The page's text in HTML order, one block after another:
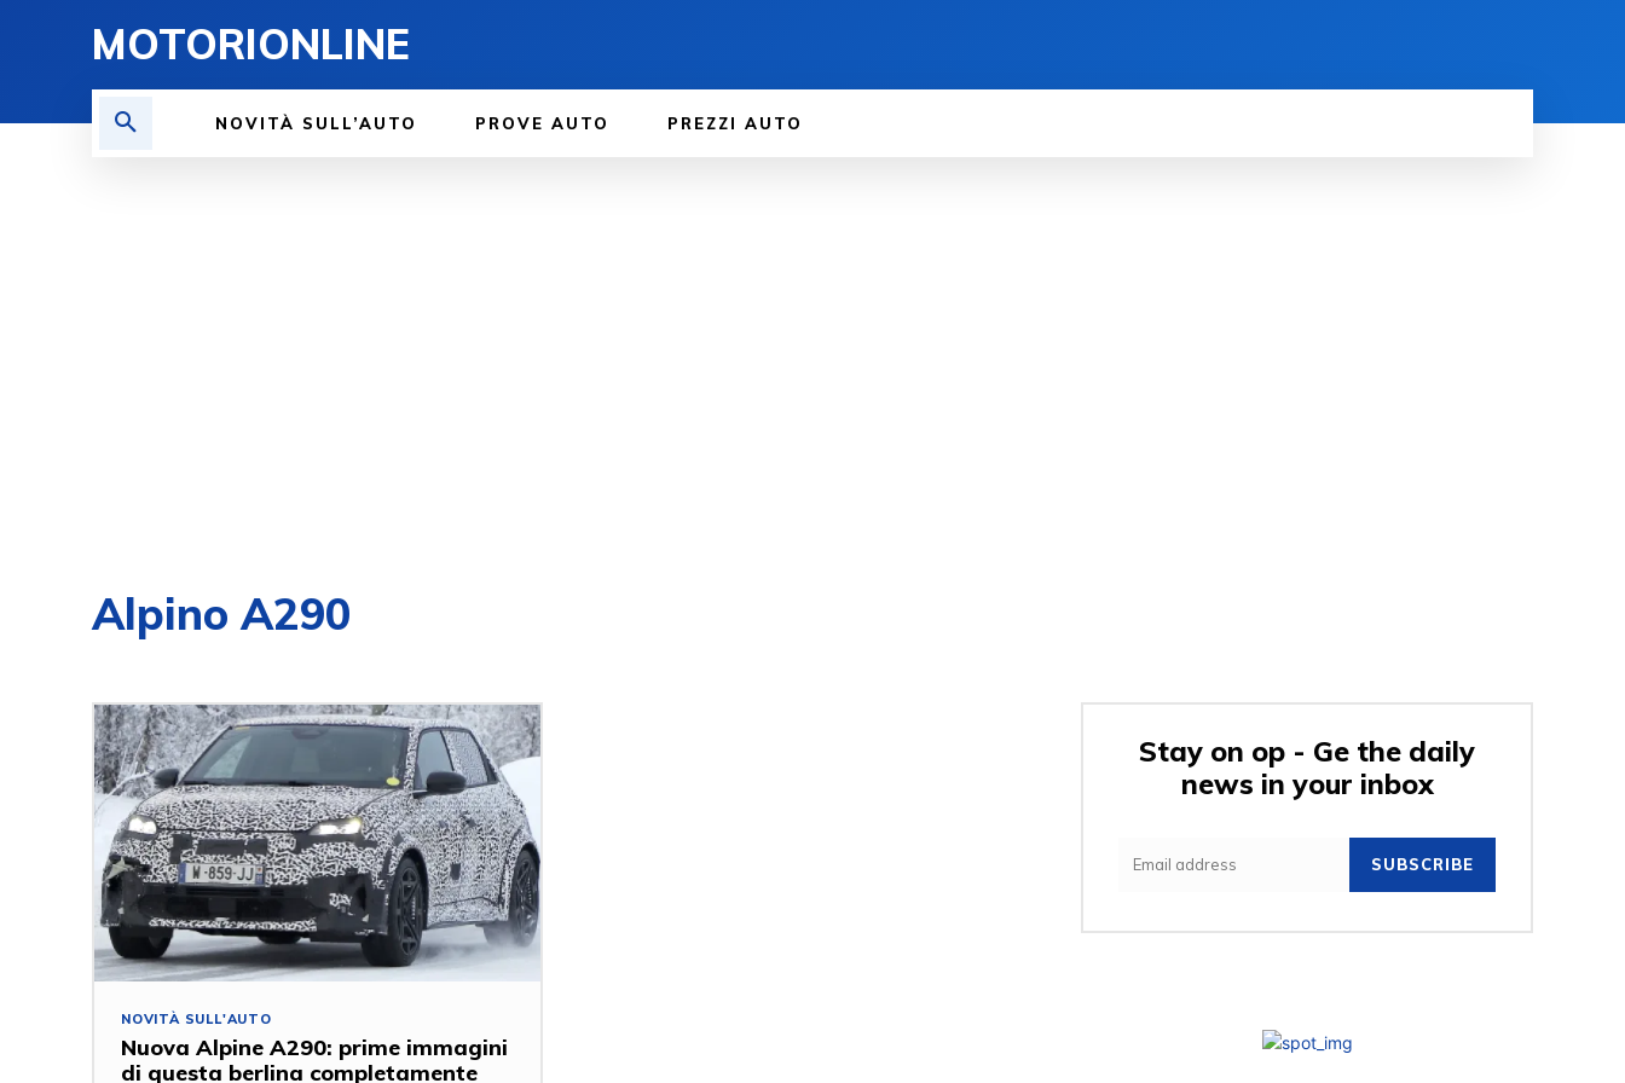
MOTORIONLINE
NOVITÀ SULL’AUTO PROVE AUTO PREZZI AUTO
Alpino A290
NOVITÀ SULL'AUTO
Nuova Alpine A290: prime immagini
di questa berlina completamente
Stay on op - Ge the daily
news in your inbox
SUBSCRIBE